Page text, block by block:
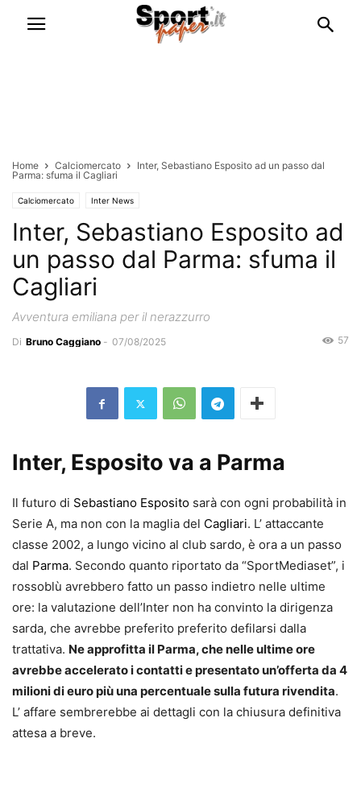
Home Calciomercato
Inter, Sebastiano Esposito ad un passo dal
Parma: sfuma il Cagliari
Calciomercato Inter News
Inter, Sebastiano Esposito ad
un passo dal Parma: sfuma il
Cagliari
Avventura emiliana per il nerazzurro
Di Bruno Caggiano - 07/08/2025 57
Inter, Esposito va a Parma
Il futuro di Sebastiano Esposito sarà con ogni probabilità in
Serie A, ma non con la maglia del Cagliari. L’ attaccante
classe 2002, a lungo vicino al club sardo, è ora a un passo
dal Parma. Secondo quanto riportato da “SportMediaset”, i
rossoblù avrebbero fatto un passo indietro nelle ultime
ore: la valutazione dell’Inter non ha convinto la dirigenza
sarda, che avrebbe preferito preferito defilarsi dalla
trattativa. Ne approfitta il Parma, che nelle ultime ore
avrebbe accelerato i contatti e presentato un’offerta da 4
milioni di euro più una percentuale sulla futura rivendita.
L’ affare sembrerebbe ai dettagli con la chiusura definitiva
attesa a breve.